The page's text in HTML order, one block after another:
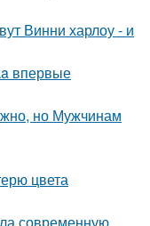
Винни харлоу - и
впервые
но Мужчинам
цвета